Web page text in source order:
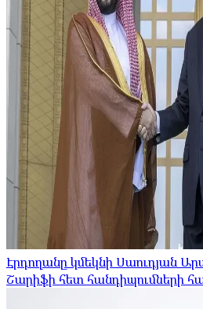
Էրդողանը կմեկնի Սաուդյան
Շարիֆի հետ հանդիպումների